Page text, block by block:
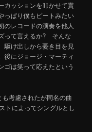
カッションを叩かせて貰
っぱり僕もピートみたい
のレコードの演奏を他人
って言えるか? そんな
駆け出しから憂き目を見
後にジョージ・マーティ
ゴは笑って応えたという
考慮されたが同名の曲
トによってシングルとし